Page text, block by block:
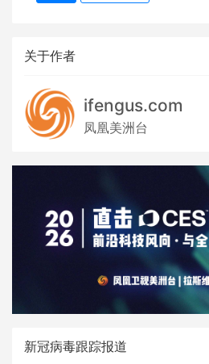
关于作者
ifengus.com
凤凰美洲台
新冠病毒跟踪报道